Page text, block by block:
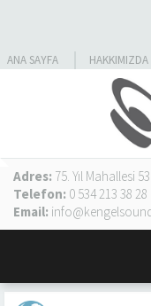
ANA SAYFA HAKKIMIZDA
Adres: 75. Yıl Mahallesi
Telefon: 0 534 213 38 28
Email: